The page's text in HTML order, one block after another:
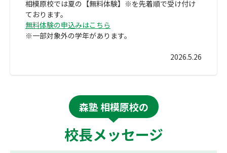
相模原校では夏の【無料体験】※を先着順で受け付け
ております。
無料体験の申込みはこちら
※一部対象外の学年があります。
2026.5.26
森塾 相模原校の
校長メッセージ